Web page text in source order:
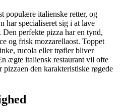
populære italienske retter, og
har specialiseret sig i at lave
Den perfekte pizza har en tynd,
og frisk mozzarellaost. Toppet
rucola eller trøfler bliver
ægte italiensk restaurant vil ofte
den karakteristiske røgede